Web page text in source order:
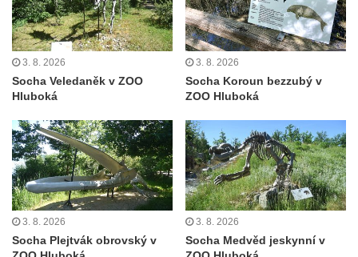
Československé armády v Teplicích
Socha Medvídě v Tierpark Chemnitz
Sochy Ležící žena v Tierpark Chemnitz
Sochy Ptáci v Tierpark Chemnitz
Socha Panter v ZOO Leipzig
Socha Dívka s mušlí v ZOO Leipzig
Socha Tygr v ZOO Leipzig
Socha Atlet v ZOO Leipzig
Socha Marabu v ZOO Leipzig
Busta Karla Maxe Schneidera v ZOO
3. 8. 2026
Socha Veledaněk v ZOO
Hluboká
3. 8. 2026
Socha Koroun bezzubý v
ZOO Hluboká
3. 8. 2026
Socha Plejtvák obrovský v
3. 8. 2026
Socha Medvěd jeskynní v